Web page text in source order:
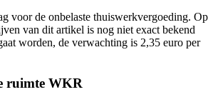
voor de onbelaste thuiswerkvergoeding. Op
van dit artikel is nog niet exact bekend
worden, de verwachting is 2,35 euro per
ruimte WKR